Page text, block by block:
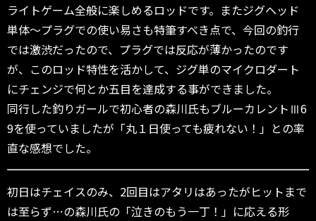
ライトゲーム全般に楽しめるロッドです。またジグヘッド
単体～プラグでの使い易さも特筆すべき点で、今回の釣行
では激渋だったので、プラグでは反応が薄かったのです
が、このロッド特性を活かして、ジグ単のマイクロダート
にチェンジで何とか五目を達成する事ができました。
同行した釣りガールで初心者の森川氏もブルーカレントⅢ6
9を使っていましたが「丸１日使っても疲れない！」との率
直な感想でした。
初日はチェイスのみ、2回目はアタリはあったがヒットまで
は至らず…の森川氏の「泣きのもう一丁！」に応える形